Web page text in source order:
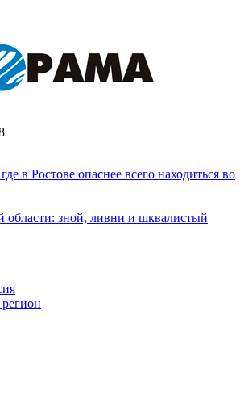
в Ростове опаснее всего находиться во
области: зной, ливни и шквалистый